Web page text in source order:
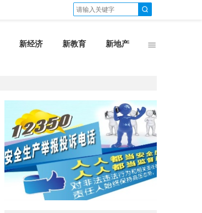
新经济 新教育 新地产